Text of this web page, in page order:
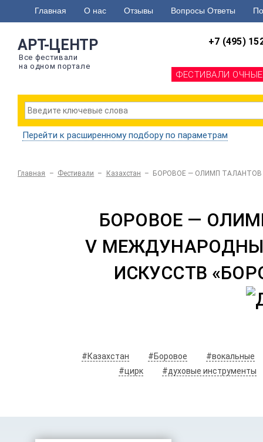
Главная О нас Отзывы Вопросы Ответы
АРТ-ЦЕНТР
Все фестивали
на одном портале
+7 (495)
ФЕСТИВАЛИ ОЧНЫЕ
Перейти к расширенному подбору по параметрам
Главная – Фестивали – Казахстан – БОРОВОЕ — ОЛИМП ТАЛАНТОВ
БОРОВОЕ —
V
ИСКУССТВ
#Казахстан #Боровое
#вокальные
#цирк
#духовые инструменты